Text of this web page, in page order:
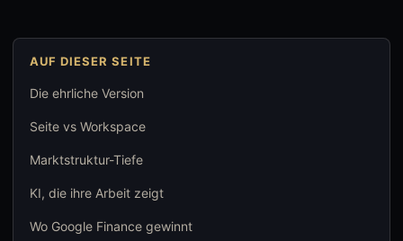
AUF DIESER SEITE
Die ehrliche Version
Seite vs Workspace
Marktstruktur-Tiefe
KI, die ihre Arbeit zeigt
Wo Google Finance gewinnt